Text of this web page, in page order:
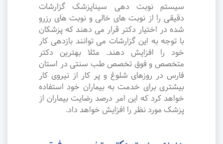
سیستم نوبت دهی سیناپزشک گزارشات
دقیقی را از نوبت های خالی و نوبت های رزرو
شده در اختیار دکتر قرار می دهند که پزشکان
با توجه به این گزارشات می توانند بازدهی کار
خود را افزایش دهند. مثلا بهترین دکتر
متخصص و فوق تخصص طب سنتی در استان
فارس در روزهای شلوغ و پر کار از نیروی کار
بیشتری برای خدمت به بیماران خود استفاده
خواهد کرد که این امر درصد رضایت بیماران از
پزشک مورد نظر را افزایش خواهد داد.